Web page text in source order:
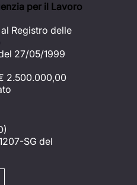
per il Lavoro
Registro delle
27/05/1999
2.500.000,00
SG del